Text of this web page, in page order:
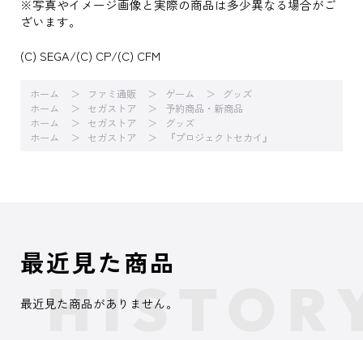
※写真やイメージ画像と実際の商品は多少異なる場合がご
ざいます。
(C) SEGA/(C) CP/(C) CFM
ホーム ファミ通販 ゲーム
グッズ
ホーム
セガストア
予約商品・新商品
ホーム
セガストア
グッズ
ホーム
セガストア 『プロジェクトセカイ』
最近見た商品
最近見た商品がありません。